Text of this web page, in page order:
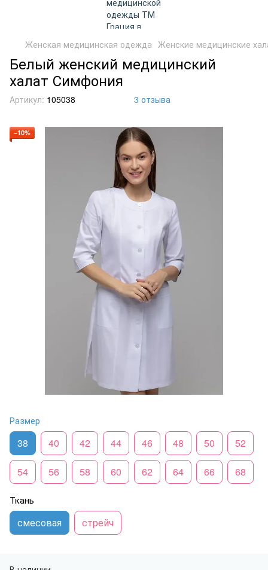
Женская медицинская одежда Женские медицинские
Белый женский медицинский
халат Симфония
Артикул: 105038 3 отзыва
−10%
Размер
38 40 42 44 46 48 50 52
54 56 58 60 62 64 66 68
Ткань
смесовая стрейч